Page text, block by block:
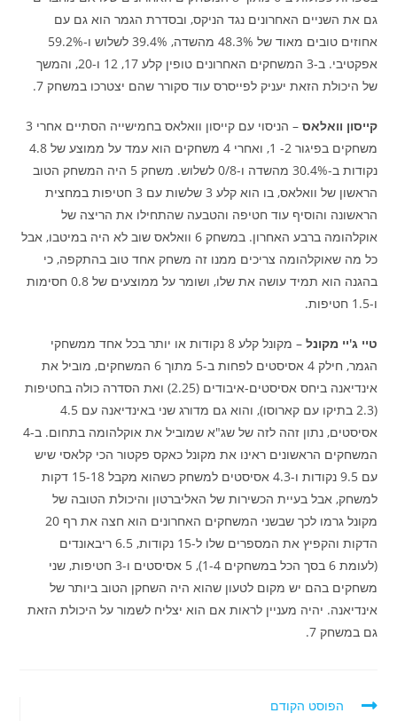
גם את השניים האחרונים נגד הניקס, ובסדרת הגמר הוא גם עם
אחוזים טובים מאוד של 48.3% מהשדה, 39.4% לשלוש ו-59.2%
אפקטיבי. ב-3 המשחקים האחרונים טופין קלע 17, 12 ו-20, והמשך
של היכולת הזאת יעניק לפייסרס עוד סקורר שהם יצטרכו במשחק 7.
קייסון וואלאס
– הניסוי עם קייסון וואלאס בחמישייה הסתיים אחרי 3
משחקים בפיגור 2- 1, ואחרי 4 משחקים הוא עמד על ממוצע של 4.8
נקודות ב-30.4% מהשדה ו-0/8 לשלוש. משחק 5 היה המשחק הטוב
הראשון של וואלאס, בו הוא קלע 3 שלשות עם 3 חטיפות במחצית
הראשונה והוסיף עוד חטיפה והטבעה שהתחילו את הריצה של
אוקלהומה ברבע האחרון. במשחק 6 וואלאס שוב לא היה במיטבו, אבל
כל מה שאוקלהומה צריכים ממנו זה משחק אחד טוב בהתקפה, כי
בהגנה הוא תמיד עושה את שלו, ושומר על ממוצעים של 0.8 חסימות
ו-1.5 חטיפות.
טיי ג'יי מקונל
– מקונל קלע 8 נקודות או יותר בכל אחד ממשחקי
הגמר, חילק 4 אסיסטים לפחות ב-5 מתוך 6 המשחקים, מוביל את
אינדיאנה ביחס אסיסטים-איבודים (2.25) ואת הסדרה כולה בחטיפות
(2.3 בתיקו עם קארוסו), והוא גם מדורג שני באינדיאנה עם 4.5
אסיסטים, נתון זהה לזה של שג"א שמוביל את אוקלהומה בתחום. ב-4
המשחקים הראשונים ראינו את מקונל כאקס פקטור הכי קלאסי שיש
עם 9.5 נקודות ו-4.3 אסיסטים למשחק כשהוא מקבל 15-18 דקות
למשחק, אבל בעיית הכשירות של האליברטון והיכולת הטובה של
מקונל גרמו לכך שבשני המשחקים האחרונים הוא חצה את רף 20
הדקות והקפיץ את המספרים שלו ל-15 נקודות, 6.5 ריבאונדים
(לעומת 6 בסך הכל במשחקים 1-4), 5 אסיסטים ו-3 חטיפות, שני
משחקים בהם יש מקום לטעון שהוא היה השחקן הטוב ביותר של
אינדיאנה. יהיה מעניין לראות אם הוא יצליח לשמור על היכולת הזאת
גם במשחק 7.
לקרוא
הפוסט הקודם